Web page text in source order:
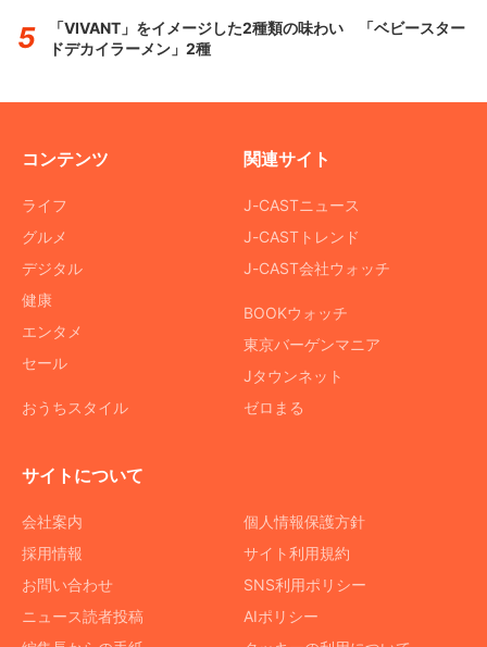
「VIVANT」をイメージした2種類の味わい 「ベビースター
ドデカイラーメン」2種
コンテンツ
ライフ
グルメ
デジタル
健康
エンタメ
セール
おうちスタイル
関連サイト
J-CASTニュース
J-CASTトレンド
J-CAST会社ウォッチ
BOOKウォッチ
東京バーゲンマニア
Jタウンネット
ゼロまる
サイトについて
会社案内
採用情報
お問い合わせ
ニュース読者投稿
個人情報保護方針
サイト利用規約
SNS利用ポリシー
AIポリシー